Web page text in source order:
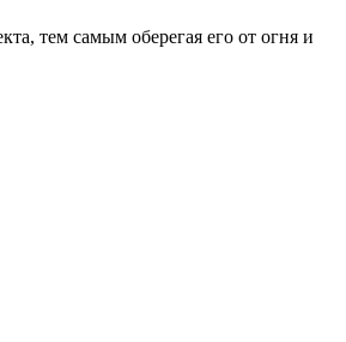
тем самым оберегая его от огня и